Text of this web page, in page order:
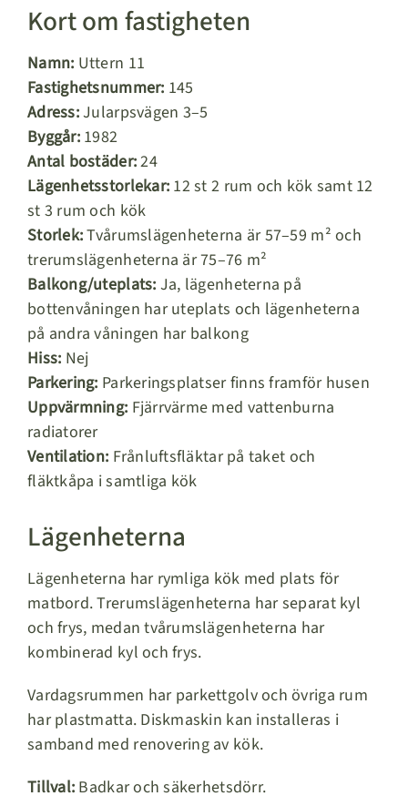
Kort om fastigheten
Namn: Uttern 11
Fastighetsnummer: 145
Adress:Jularpsvägen 3–5
Byggår:1982
Antal bostäder:24
Lägenhetsstorlekar: 12 st 2 rum och kök samt 12
st 3 rum och kök
Storlek:Tvårumslägenheterna är 57–59 m² och
trerumslägenheterna är 75–76 m²
Balkong/uteplats: Ja, lägenheterna på
bottenvåningen har uteplats och lägenheterna
på andra våningen har balkong
Hiss: Nej
Parkering: Parkeringsplatser finns framför husen
Uppvärmning: Fjärrvärme med vattenburna
radiatorer
Ventilation: Frånluftsfläktar på taket och
fläktkåpa i samtliga kök
Lägenheterna
Lägenheterna har rymliga kök med plats för
matbord. Trerumslägenheterna har separat kyl
och frys, medan tvårumslägenheterna har
kombinerad kyl och frys.
Vardagsrummen har parkettgolv och övriga rum
har plastmatta. Diskmaskin kan installeras i
samband med renovering av kök.
Tillval: Badkar och säkerhetsdörr.